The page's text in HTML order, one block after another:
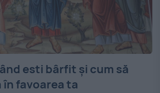
esti bârfit și cum să
favoarea ta